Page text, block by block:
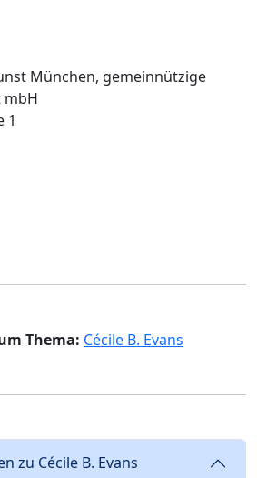
München, gemeinnützige
mbH
1
Thema: Cécile B. Evans
zu Cécile B. Evans